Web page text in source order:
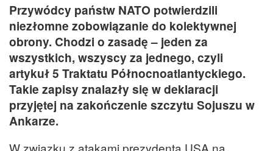
Przywódcy państw NATO potwierdzili
niezłomne zobowiązanie do kolektywnej
obrony. Chodzi o zasadę – jeden za
wszystkich, wszyscy za jednego, czyli
artykuł 5 Traktatu Północnoatlantyckiego.
Takie zapisy znalazły się w deklaracji
przyjętej na zakończenie szczytu Sojuszu w
Ankarze.
W związku z atakami prezydenta USA na